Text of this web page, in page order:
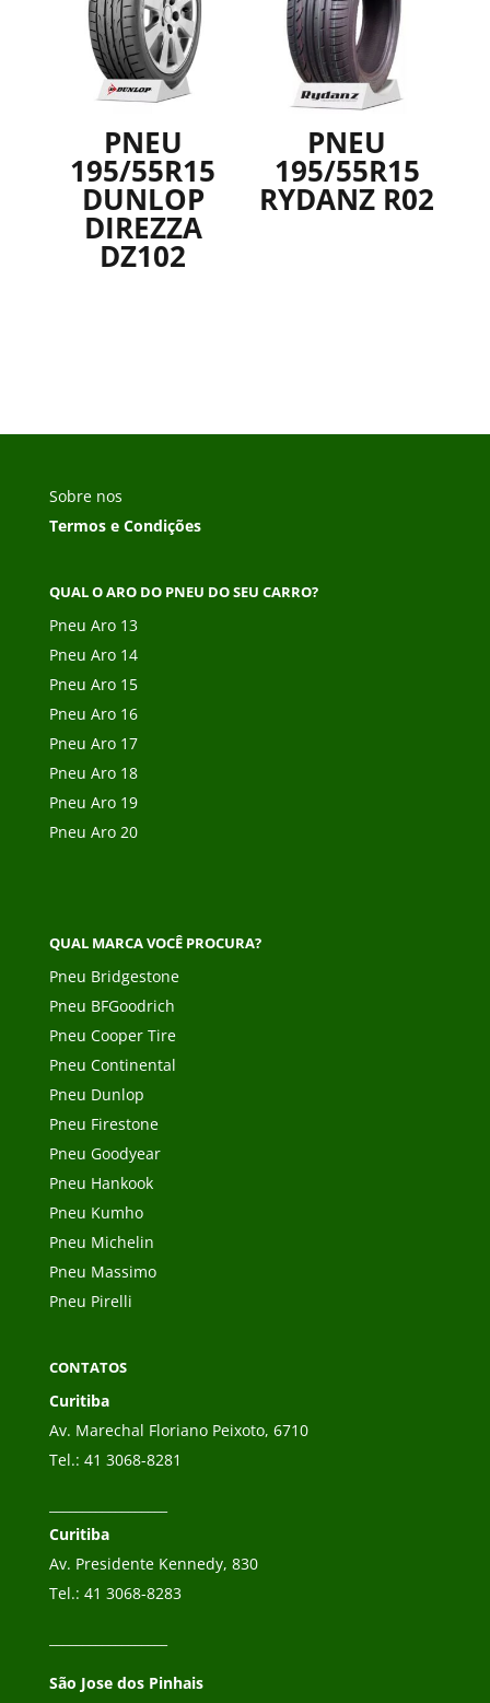
PNEU
195/55R15
DUNLOP
DIREZZA
DZ102
PNEU
195/55R15
RYDANZ R02
Sobre nos
Termos e Condições
QUAL O ARO DO PNEU DO SEU CARRO?
Pneu Aro 13
Pneu Aro 14
Pneu Aro 15
Pneu Aro 16
Pneu Aro 17
Pneu Aro 18
Pneu Aro 19
Pneu Aro 20
QUAL MARCA VOCÊ PROCURA?
Pneu Bridgestone
Pneu BFGoodrich
Pneu Cooper Tire
Pneu Continental
Pneu Dunlop
Pneu Firestone
Pneu Goodyear
Pneu Hankook
Pneu Kumho
Pneu Michelin
Pneu Massimo
Pneu Pirelli
CONTATOS
Curitiba
Av. Marechal Floriano Peixoto, 6710
Tel.: 41 3068-8281
Curitiba
Av. Presidente Kennedy, 830
Tel.: 41 3068-8283
São Jose dos Pinhais